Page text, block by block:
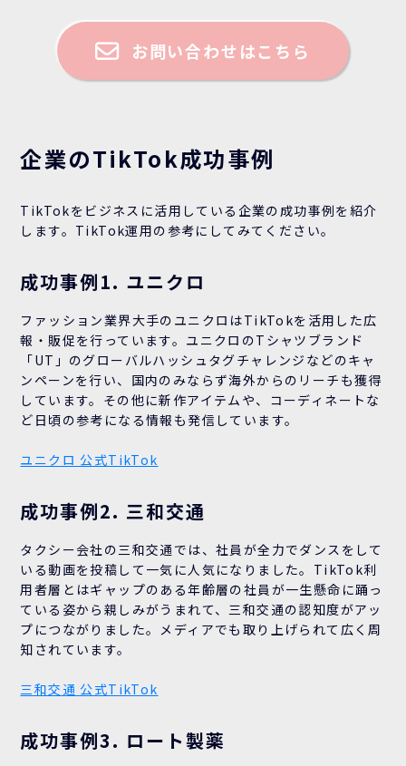
お問い合わせはこちら
企業のTikTok成功事例
TikTokをビジネスに活用している企業の成功事例を紹介
します。TikTok運用の参考にしてみてください。
成功事例1. ユニクロ
ファッション業界大手のユニクロはTikTokを活用した広
報・販促を行っています。ユニクロのTシャツブランド
「UT」のグローバルハッシュタグチャレンジなどのキャ
ンペーンを行い、国内のみならず海外からのリーチも獲得
しています。その他に新作アイテムや、コーディネートな
ど日頃の参考になる情報も発信しています。
ユニクロ 公式TikTok
成功事例2. 三和交通
タクシー会社の三和交通では、社員が全力でダンスをして
いる動画を投稿して一気に人気になりました。TikTok利
用者層とはギャップのある年齢層の社員が一生懸命に踊っ
ている姿から親しみがうまれて、三和交通の認知度がアッ
プにつながりました。メディアでも取り上げられて広く周
知されています。
三和交通 公式TikTok
成功事例3. ロート製薬